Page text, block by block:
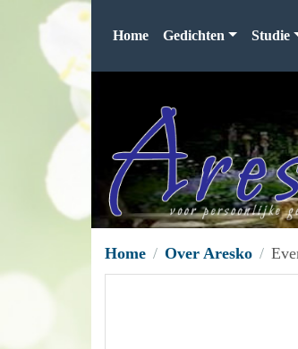
Home Gedichten Studie
Home Over Aresko